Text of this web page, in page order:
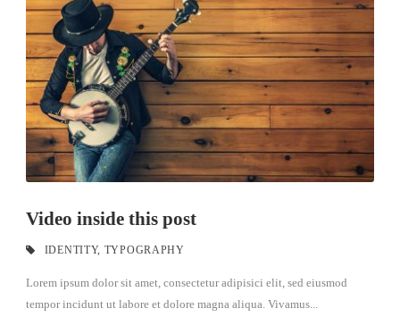
Video inside this post
IDENTITY, TYPOGRAPHY
Lorem ipsum dolor sit amet, consectetur adipisici elit, sed eiusmod
tempor incidunt ut labore et dolore magna aliqua. Vivamus...